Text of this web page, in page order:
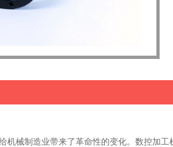
械制造业带来了革命性的变化。数控加